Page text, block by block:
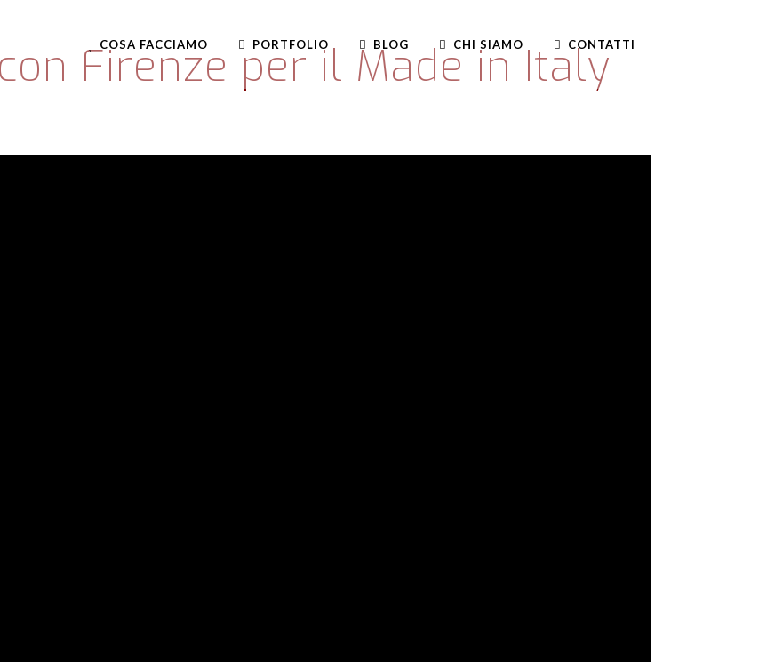
COSA FACCIAMO PORTFOLIO BLOG CHI SIAMO CONTATTI
Firenze per il Made in Italy